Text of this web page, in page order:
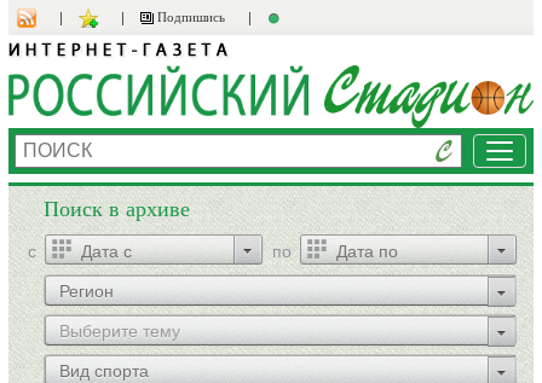
Подпишись
Поиск в архиве
c по
Регион
Выберите тему
Вид спорта